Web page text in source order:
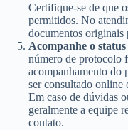
Certifique-se de que
permitidos. No
documentos originais
Acompanhe o
número de protocolo
acompanhamento do
ser consultado online
Em caso de dúvidas
geralmente a equipe
contato.